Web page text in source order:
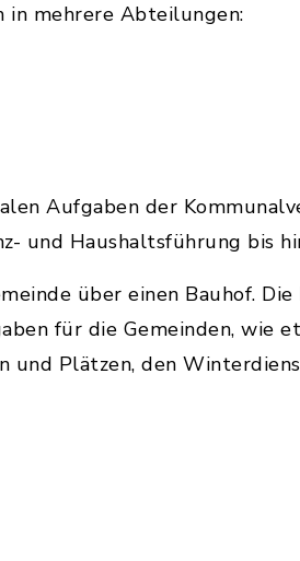
in mehrere Abteilungen:
Aufgaben der
und Haushaltsführung bis
über einen Bauhof.
für die Gemeinden, wie
und Plätzen, den